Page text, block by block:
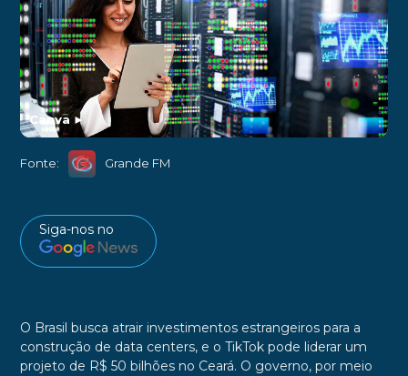
Canva ►
Fonte: Grande FM
Siga-nos no
O Brasil busca atrair investimentos estrangeiros para a
construção de data centers, e o TikTok pode liderar um
projeto de R$ 50 bilhões no Ceará. O governo, por meio